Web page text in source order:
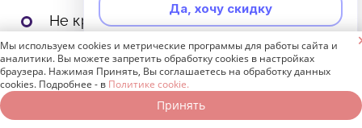
Не красьте новые ресницы, в этом нет
особой необходимости, ведь у них и так
достаточный объем и насыщенный цвет.
Если у вас появились неприятные
Да, хочу скидку
Неинтересно
Мы используем cookies и метрические программы для работы сайта и
аналитики. Вы можете запретить обработку cookies в настройках
браузера. Нажимая Принять, Вы соглашаетесь на обработку данных
cookies. Подробнее - в Политике cookie.
Принять